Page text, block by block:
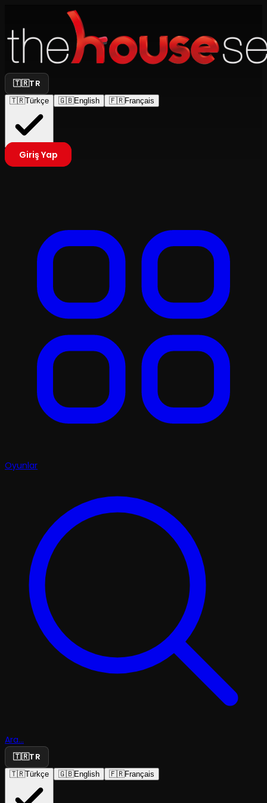
🇹🇷TR
🇹🇷Türkçe 🇬🇧English 🇫🇷Français
Giriş Yap
Oyunlar
Ara...
🇹🇷TR
🇹🇷Türkçe 🇬🇧English 🇫🇷Français